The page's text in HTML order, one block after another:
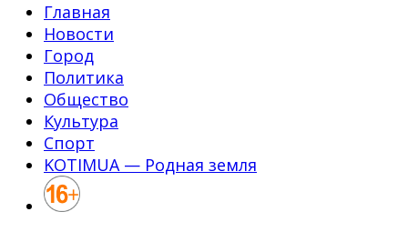
Главная
Новости
Город
Политика
Общество
Культура
Спорт
KOTIMUA — Родная земля